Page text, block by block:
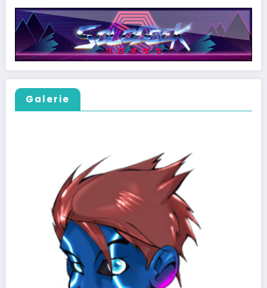
Galerie